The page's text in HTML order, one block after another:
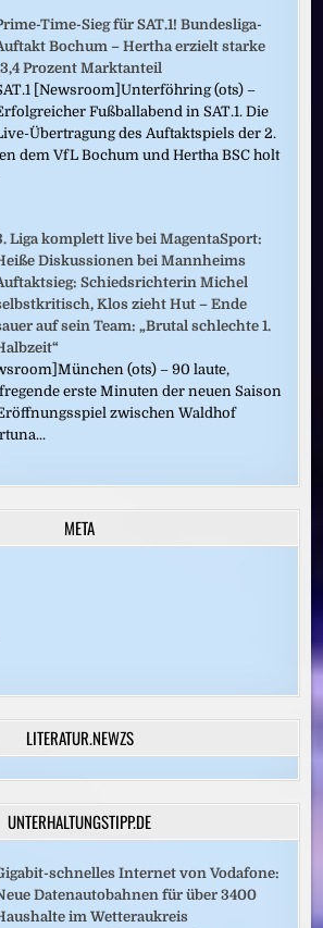
Time-Sieg für SAT.1! Bundesliga-
Bochum – Hertha erzielt starke
Prozent Marktanteil
[Newsroom]Unterföhring (ots) –
Fußballabend in SAT.1. Die
Übertragung des Auftaktspiels der 2.
dem VfL Bochum und Hertha BSC holt
Liga komplett live bei MagentaSport:
Diskussionen bei Mannheims
Schiedsrichterin Michel
Klos zieht Hut – Ende
auf sein Team: „Brutal schlechte 1.
(ots) – 90 laute,
erste Minuten der neuen Saison
zwischen Waldhof
META
LITERATUR.NEWZS
UNTERHALTUNGSTIPP.DE
schnelles Internet von Vodafone:
Datenautobahnen für über 3400
im Wetteraukreis